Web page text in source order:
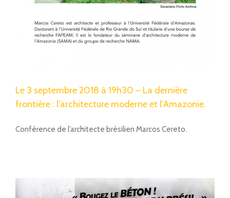
Le 3 septembre 2018 à 19h30 – La dernière
frontière : l’architecture moderne et l’Amazonie.
Conférence de l’architecte brésilien Marcos Cereto.